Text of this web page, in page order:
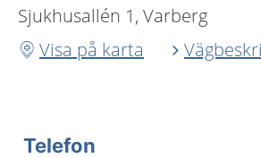
Sjukhusallén 1, Varberg
Visa på karta
Telefon